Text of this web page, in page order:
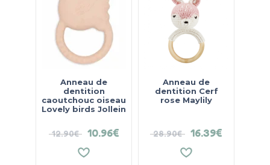
Anneau de
dentition
caoutchouc oiseau
Lovely birds Jollein
12.90€ 10.96€
Anneau de
dentition Cerf
rose Maylily
28.90€ 16.39€